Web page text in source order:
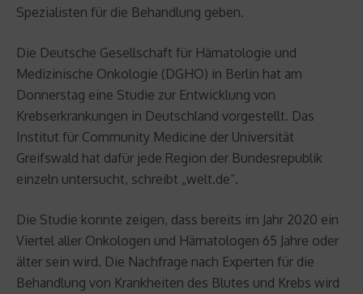
Spezialisten für die Behandlung geben.
Die Deutsche Gesellschaft für Hämatologie und
Medizinische Onkologie (DGHO) in Berlin hat am
Donnerstag eine Studie zur Entwicklung von
Krebserkrankungen in Deutschland vorgestellt. Das
Institut für Community Medicine der Universität
Greifswald hat dafür jede Region der Bundesrepublik
einzeln untersucht, schreibt „welt.de“.
Die Studie konnte zeigen, dass bereits im Jahr 2020 ein
Viertel aller Onkologen und Hämatologen 65 Jahre oder
älter sein wird. Die Nachfrage nach Experten für die
Behandlung von Krankheiten des Blutes und Krebs wird